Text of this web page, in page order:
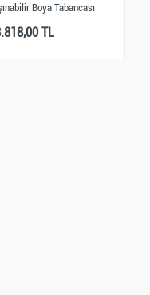
Boya Tabancası
TL